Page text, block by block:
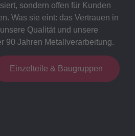
sondern offen für Kunden
Was sie eint: das Vertrauen in
Qualität und unsere
90 Jahren Metallverarbeitung.
Einzelteile & Baugruppen